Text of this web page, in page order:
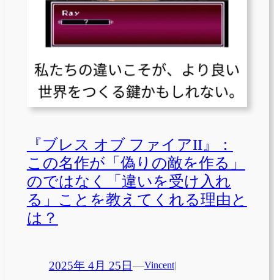
『ブレス オブ ファイアII』：
この名作が「偽りの敵を作る」
のではなく「違いを受け入れ
る」ことを教えてくれる理由と
は？
2025年 4月 25日—Vincent|